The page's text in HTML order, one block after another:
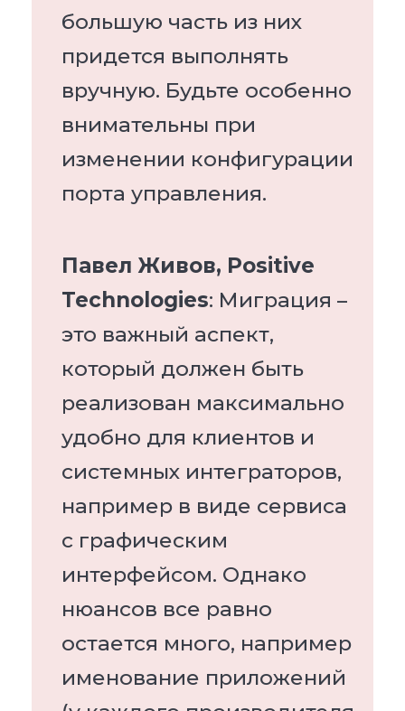
большую часть из них
придется выполнять
вручную. Будьте особенно
внимательны при
изменении конфигурации
порта управления.
Павел Живов, Positive
Technologies: Миграция –
это важный аспект,
который должен быть
реализован максимально
удобно для клиентов и
системных интеграторов,
например в виде сервиса
с графическим
интерфейсом. Однако
нюансов все равно
остается много, например
именование приложений